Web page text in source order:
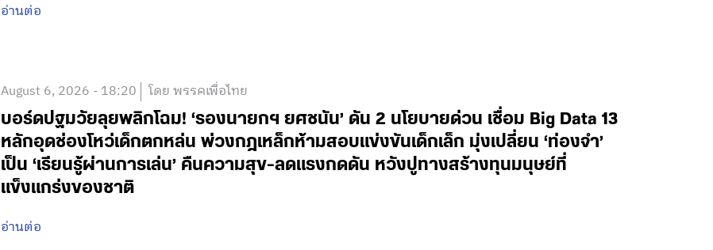
อ่านต่อ
August 6, 2026 - 18:20 โดย พรรคเพื่อไทย
บอร์ดปฐมวัยลุยพลิกโฉม! ‘รองนายกฯ ยศชนัน’ ดัน 2 นโยบายด่วน เชื่อม Big Data 13
หลักอุดช่องโหว่เด็กตกหล่น พ่วงกฎเหล็กห้ามสอบแข่งขันเด็กเล็ก มุ่งเปลี่ยน ‘ท่องจำ’
เป็น ‘เรียนรู้ผ่านการเล่น’ คืนความสุข-ลดแรงกดดัน หวังปูทางสร้างทุนมนุษย์ที่
แข็งแกร่งของชาติ
อ่านต่อ